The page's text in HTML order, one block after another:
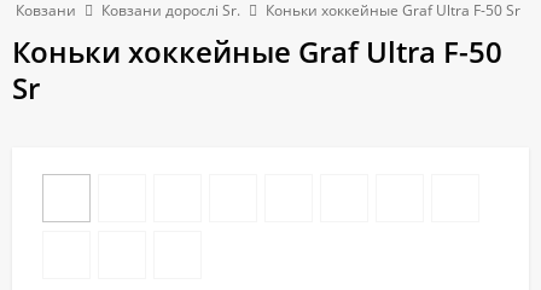
Ковзани Ковзани дорослі Sr. Коньки хоккейные Graf Ultra F-50 Sr
Коньки хоккейные Graf Ultra F-50
Sr